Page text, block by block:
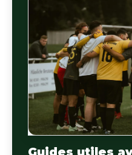
Guides utiles